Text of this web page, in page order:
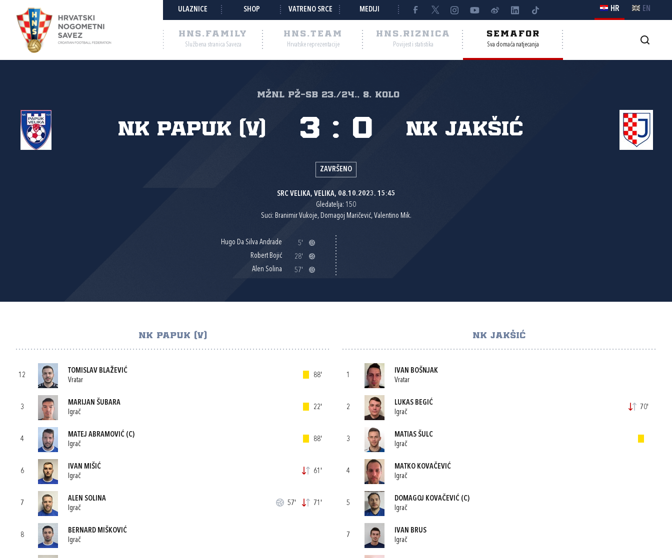
ULAZNICE SHOP VATRENO SRCE MEDIJI HR EN
HNS.FAMILY
Službena stranica Saveza
HNS.TEAM
Hrvatske reprezentacije
HNS.RIZNICA
Povijest i statistika
SEMAFOR
Sva domaća natjecanja
MŽNL PŽ-SB 23./24., 8. kolo
NK Papuk (V) NK Jakšić
3 : 0
ZAVRŠENO
SRC VELIKA, VELIKA, 08.10.2023. 15:45
Gledatelja: 150
Suci: Branimir Vukoje, Domagoj Maričević, Valentino Mik.
Hugo Da Silva Andrade
5'
Robert Bojić
28'
Alen Solina
57'
NK PAPUK (V)
12
TOMISLAV BLAŽEVIĆ
Vratar
88'
3
MARIJAN ŠUBARA
Igrač
22'
4
MATEJ ABRAMOVIĆ (C)
Igrač
88'
6
IVAN MIŠIĆ
Igrač
61'
7
ALEN SOLINA
Igrač
57' 71'
8
BERNARD MIŠKOVIĆ
Igrač
NK JAKŠIĆ
1
IVAN BOŠNJAK
Vratar
2
LUKAS BEGIĆ
Igrač
70'
3
MATIAS ŠULC
Igrač
4
MATKO KOVAČEVIĆ
Igrač
5
DOMAGOJ KOVAČEVIĆ(C)
Igrač
7
IVAN BRUS
Igrač